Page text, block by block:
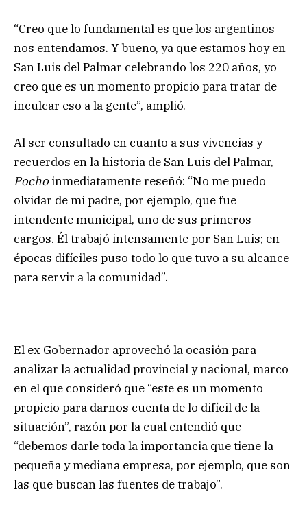
“Creo que lo fundamental es que los argentinos
nos entendamos. Y bueno, ya que estamos hoy en
San Luis del Palmar celebrando los 220 años, yo
creo que es un momento propicio para tratar de
inculcar eso a la gente”, amplió.
Al ser consultado en cuanto a sus vivencias y
recuerdos en la historia de San Luis del Palmar,
Pocho inmediatamente reseñó: “No me puedo
olvidar de mi padre, por ejemplo, que fue
intendente municipal, uno de sus primeros
cargos. Él trabajó intensamente por San Luis; en
épocas difíciles puso todo lo que tuvo a su alcance
para servir a la comunidad”.
El ex Gobernador aprovechó la ocasión para
analizar la actualidad provincial y nacional, marco
en el que consideró que “este es un momento
propicio para darnos cuenta de lo difícil de la
situación”, razón por la cual entendió que
“debemos darle toda la importancia que tiene la
pequeña y mediana empresa, por ejemplo, que son
las que buscan las fuentes de trabajo”.